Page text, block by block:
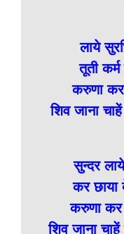
लाये
तूती
करुणा कर
शिव जाना
सुन्दर
कर छाया
करुणा कर
शिव जाना